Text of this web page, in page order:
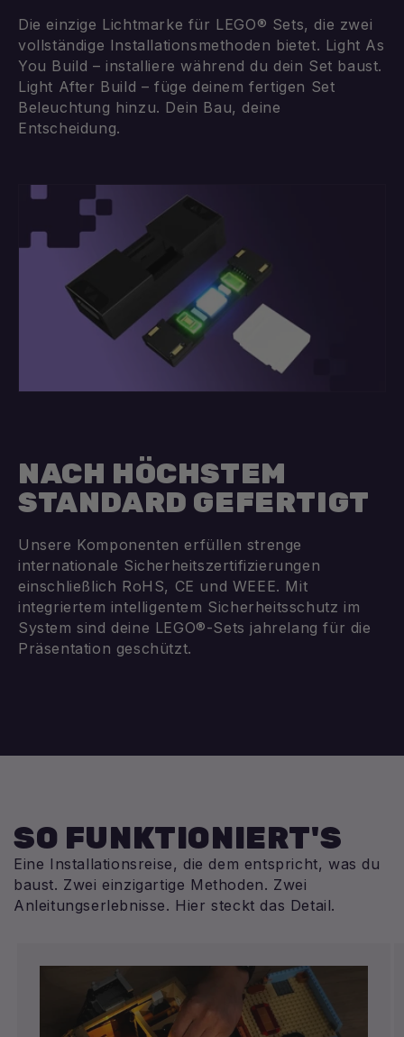
Die einzige Lichtmarke für LEGO® Sets, die zwei
vollständige Installationsmethoden bietet. Light As
You Build – installiere während du dein Set baust.
Light After Build – füge deinem fertigen Set
Beleuchtung hinzu. Dein Bau, deine
Entscheidung.
NACH HÖCHSTEM
STANDARD GEFERTIGT
Unsere Komponenten erfüllen strenge
internationale Sicherheitszertifizierungen
einschließlich RoHS, CE und WEEE. Mit
integriertem intelligentem Sicherheitsschutz im
System sind deine LEGO®-Sets jahrelang für die
Präsentation geschützt.
SO FUNKTIONIERT'S
Eine Installationsreise, die dem entspricht, was du
baust. Zwei einzigartige Methoden. Zwei
Anleitungserlebnisse. Hier steckt das Detail.